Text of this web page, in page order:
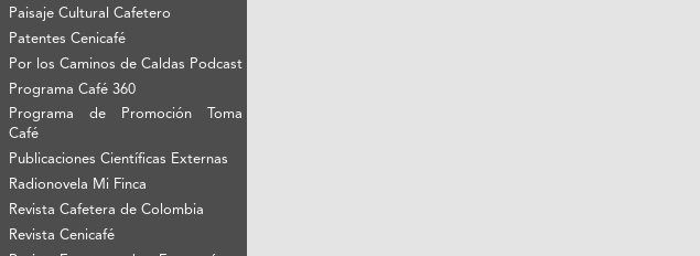
Paisaje Cultural Cafetero
Patentes Cenicafé
Por los Caminos de Caldas Podcast
Programa Café 360
Programa de Promoción Toma
Café
Publicaciones Científicas Externas
Radionovela Mi Finca
Revista Cafetera de Colombia
Revista Cenicafé